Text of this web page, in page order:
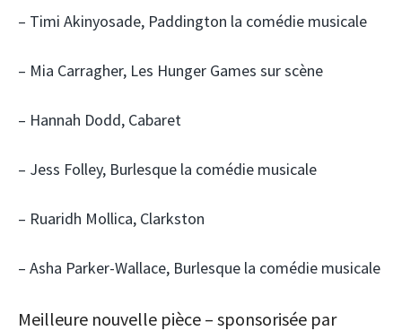
– Timi Akinyosade, Paddington la comédie musicale
– Mia Carragher, Les Hunger Games sur scène
– Hannah Dodd, Cabaret
– Jess Folley, Burlesque la comédie musicale
– Ruaridh Mollica, Clarkston
– Asha Parker-Wallace, Burlesque la comédie musicale
Meilleure nouvelle pièce – sponsorisée par